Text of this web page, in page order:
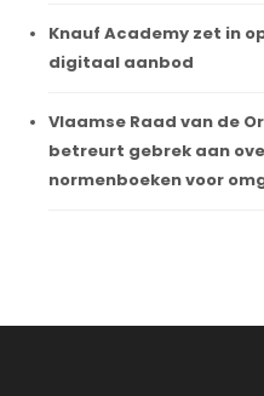
Knauf Academy zet in
digitaal aanbod
Vlaamse Raad van de
betreurt gebrek aan
normenboeken voor